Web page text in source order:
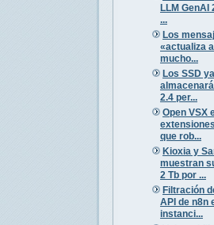
LLM GenAI
...
Los
«actualiza
mucho...
Los SSD
2.4 per...
Open VSX
que rob...
Kioxia y
muestran
2 Tb por ...
Filtración
API de n8n
instanci...